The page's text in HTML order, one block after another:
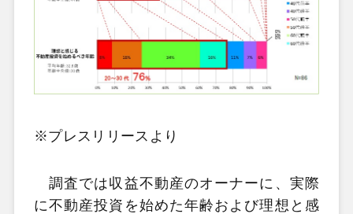
※プレスリリースより
調査では収益不動産のオーナーに、実際
に不動産投資を始めた年齢および理想と感